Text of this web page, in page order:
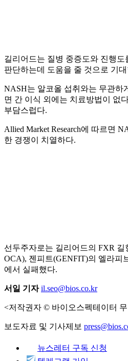
길리어드는 질병 중증도와 진행
판단하는데 도움을 줄 것으로 기
NASH는 알코올 섭취와는 무관하
면 간 이식 외에는 치료방법이 없
부담스럽다.
Allied Market Research에 따르면
한 경쟁이 치열하다.
선두주자로는 길리어드의 FXR 길
OCA), 젠피트(GENFIT)의 엘라피
에서 실패했다.
서일 기자 il.seo@bios.co.kr
<저작권자 © 바이오스펙테이터
보도자료 및 기사제보
뉴스레터 구독 신청